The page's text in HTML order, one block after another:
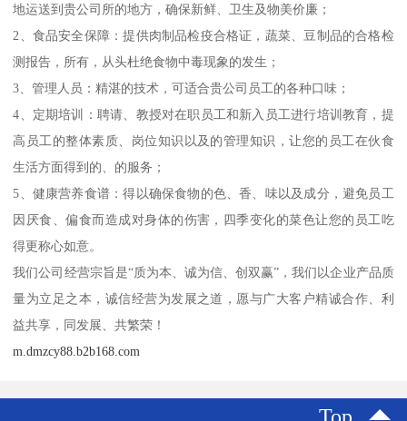
地运送到贵公司所的地方，确保新鲜、卫生及物美价廉；
2、食品安全保障：提供肉制品检疫合格证，蔬菜、豆制品的合格检
测报告，所有，从头杜绝食物中毒现象的发生；
3、管理人员：精湛的技术，可适合贵公司员工的各种口味；
4、定期培训：聘请、教授对在职员工和新入员工进行培训教育，提
高员工的整体素质、岗位知识以及的管理知识，让您的员工在伙食
生活方面得到的、的服务；
5、健康营养食谱：得以确保食物的色、香、味以及成分，避免员工
因厌食、偏食而造成对身体的伤害，四季变化的菜色让您的员工吃
得更称心如意。
我们公司经营宗旨是“质为本、诚为信、创双赢”，我们以企业产品质
量为立足之本，诚信经营为发展之道，愿与广大客户精诚合作、利
益共享，同发展、共繁荣！
m.dmzcy88.b2b168.com